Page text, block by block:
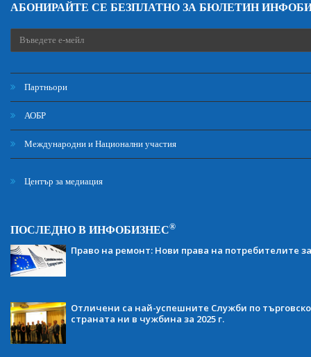
АБОНИРАЙТЕ СЕ БЕЗПЛАТНО ЗА БЮЛЕТИН
Партньори
АОБР
Международни и Национални участия
Център за медиация
ПОСЛЕДНО В ИНФОБИЗНЕС®
Право на ремонт: Нови права на потребителите
Отличени са най-успешните Служби по
страната ни в чужбина за 2025 г.